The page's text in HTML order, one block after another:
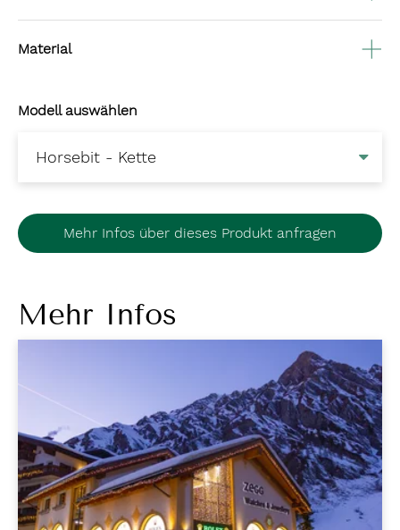
Material
Modell auswählen
Mehr Infos über dieses Produkt anfragen
Mehr Infos